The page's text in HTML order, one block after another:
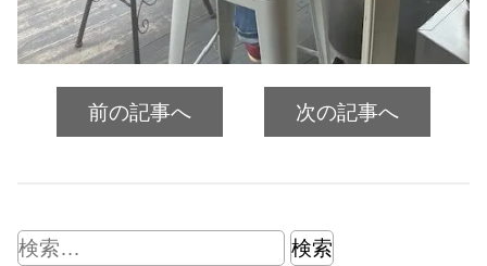
前の記事へ 次の記事へ
検